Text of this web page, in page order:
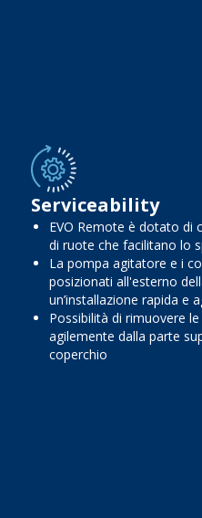
Serviceability
EVO Remote è dotato di
di ruote che facilitano lo
La pompa agitatore e i
posizionati all'esterno
un’installazione rapida e
Possibilità di rimuovere
agilemente dalla parte
coperchio